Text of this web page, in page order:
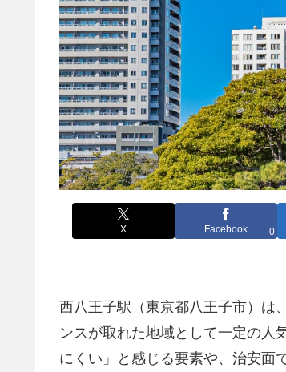
X Facebook 0
西八王子駅（東京都八王子市）は
ンスが取れた地域として一定の人
にくい」と感じる要素や、治安面